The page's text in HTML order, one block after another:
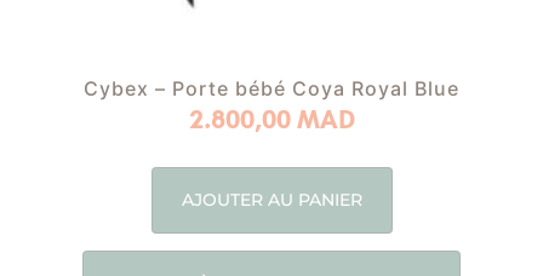
Cybex – Porte bébé Coya Royal Blue
2.800,00 MAD
AJOUTER AU PANIER